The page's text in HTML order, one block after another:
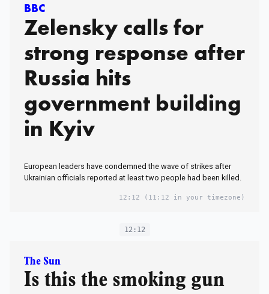
BBC
Zelensky calls for
strong response after
Russia hits
government building
in Kyiv
European leaders have condemned the wave of strikes after
Ukrainian officials reported at least two people had been killed.
12:12 (11:12 in your timezone)
12:12
The Sun
Is this the smoking gun